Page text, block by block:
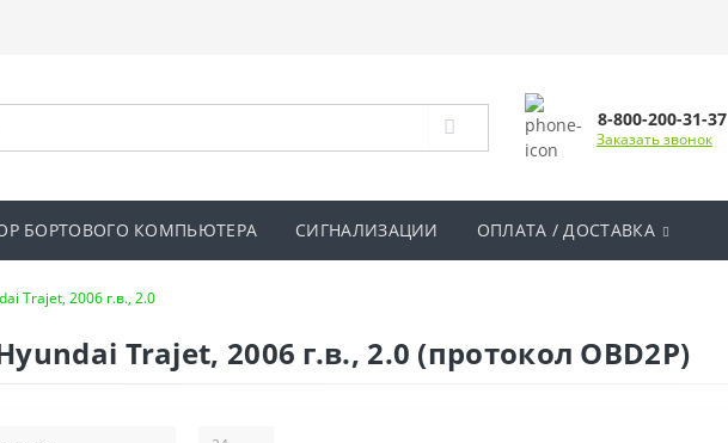
8-800-200-31-37
Заказать звонок
БОРТОВОГО КОМПЬЮТЕРА СИГНАЛИЗАЦИИ ОПЛАТА / ДОСТАВКА
Trajet, 2006 г.в., 2.0
Trajet, 2006 г.в., 2.0 (протокол OBD2P)